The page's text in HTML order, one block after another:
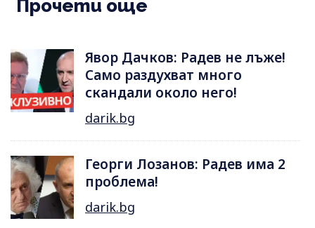
Прочети още
Явор Дачков: Радев не лъже!
Само раздухват много
скандали около него!
darik.bg
Георги Лозанов: Радев има 2
проблема!
darik.bg